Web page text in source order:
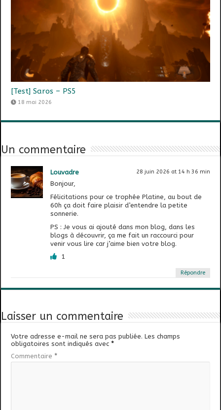
[Test] Saros – PS5
18 mai 2026
Un commentaire
Louvadre 28 juin 2026 at 14 h 36 min
Bonjour,
Félicitations pour ce trophée Platine, au bout de
60h ça doit faire plaisir d’entendre la petite
sonnerie.
PS : Je vous ai ajouté dans mon blog, dans les
blogs à découvrir, ça me fait un raccourci pour
venir vous lire car j’aime bien votre blog.
1
Répondre
Laisser un commentaire
Votre adresse e-mail ne sera pas publiée. Les champs
obligatoires sont indiqués avec*
Commentaire *